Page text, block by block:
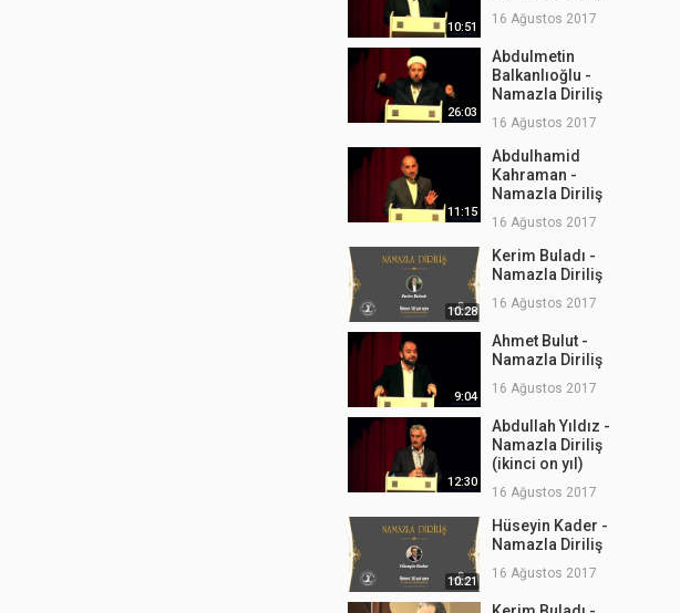
10:51
16 Ağustos 2017
26:03
Abdulmetin
Balkanlıoğlu -
Namazla Diriliş
16 Ağustos 2017
11:15
Abdulhamid
Kahraman -
Namazla Diriliş
16 Ağustos 2017
10:28
Kerim Buladı -
Namazla Diriliş
16 Ağustos 2017
9:04
Ahmet Bulut -
Namazla Diriliş
16 Ağustos 2017
12:30
Abdullah Yıldız -
Namazla Diriliş
(ikinci on yıl)
16 Ağustos 2017
10:21
Hüseyin Kader -
Namazla Diriliş
16 Ağustos 2017